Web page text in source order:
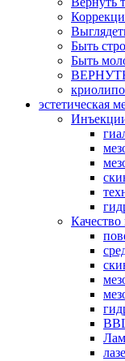
Быть
Быть
эстетическая